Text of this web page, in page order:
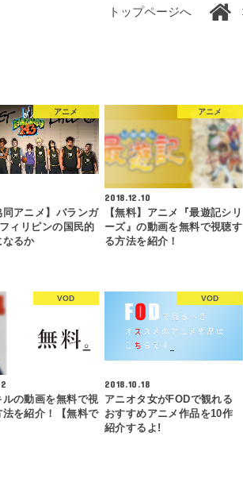
トップページへ
アニメ
同アニメ】バランガ
ィリピンの国民的
なるか
アニメ
2018.12.10
【無料】アニメ『最遊記シリ
ーズ』の動画を無料で視聴す
る方法を紹介！
VOD
ルの動画を無料で視
法を紹介！【無料で
VOD
2018.10.18
アニオタ女がFODで観れる
おすすめアニメ作品を10作
紹介するよ!